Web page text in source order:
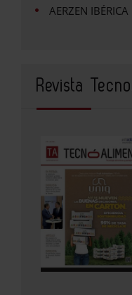
AERZEN IBÉRICA
Revista